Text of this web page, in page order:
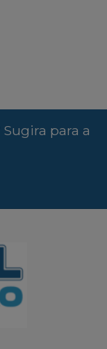
Sugira para a